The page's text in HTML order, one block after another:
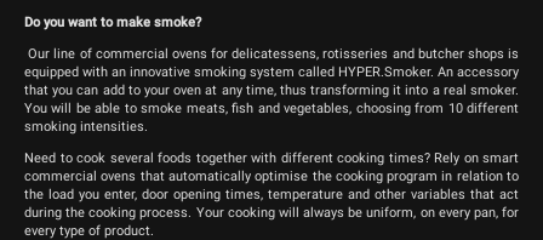
Do you want to make smoke?
Our line of commercial ovens for delicatessens, rotisseries and butcher shops is
equipped with an innovative smoking system called HYPER.Smoker. An accessory
that you can add to your oven at any time, thus transforming it into a real smoker.
You will be able to smoke meats, fish and vegetables, choosing from 10 different
smoking intensities.
Need to cook several foods together with different cooking times? Rely on smart
commercial ovens that automatically optimise the cooking program in relation to
the load you enter, door opening times, temperature and other variables that act
during the cooking process. Your cooking will always be uniform, on every pan, for
every type of product.